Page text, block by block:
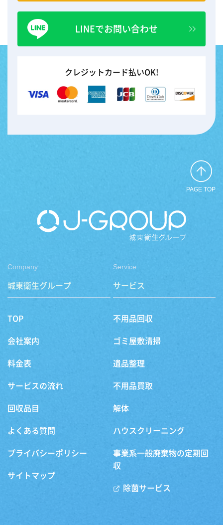
LINEでお問い合わせ
クレジットカード払いOK!
PAGE TOP
Company
城東衛生グループ
TOP
会社案内
料金表
サービスの流れ
回収品目
よくある質問
プライバシーポリシー
サイトマップ
Service
サービス
不用品回収
ゴミ屋敷清掃
遺品整理
不用品買取
解体
ハウスクリーニング
事業系一般廃棄物の定期回
収
除菌サービス